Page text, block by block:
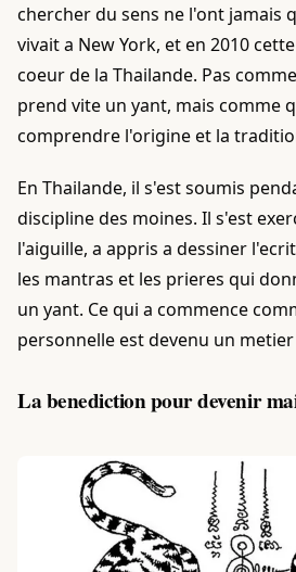
chercher du sens ne l'ont jamais
vivait a New York, et en 2010
coeur de la Thailande. Pas
prend vite un yant, mais comme
comprendre l'origine et la
En Thailande, il s'est soumis
discipline des moines. Il s'est
l'aiguille, a appris a dessiner
les mantras et les prieres qui
un yant. Ce qui a commence
personnelle est devenu un
La benediction pour devenir